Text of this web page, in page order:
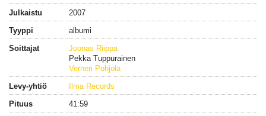
Julkaistu
2007
Tyyppi
albumi
Soittajat
Joonas Riippa
Pekka Tuppurainen
Verneri Pohjola
Levy-yhtiö
Ilma Records
Pituus
41:59